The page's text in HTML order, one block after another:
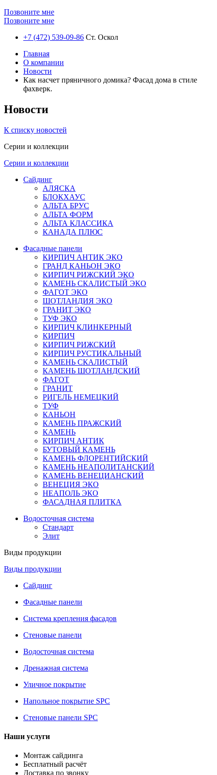
Позвоните мне
Позвоните мне
+7 (472) 539-09-86 Ст. Оскол
Главная
О компании
Новости
Как насчет пряничного домика? Фасад дома в стиле
фахверк.
Новости
К списку новостей
Серии и коллекции
Серии и коллекции
Сайдинг
АЛЯСКА
БЛОКХАУС
АЛЬТА БРУС
АЛЬТА ФОРМ
АЛЬТА КЛАССИКА
КАНАДА ПЛЮС
Фасадные панели
КИРПИЧ АНТИК ЭКО
ГРАНД КАНЬОН ЭКО
КИРПИЧ РИЖСКИЙ ЭКО
КАМЕНЬ СКАЛИСТЫЙ ЭКО
ФАГОТ ЭКО
ШОТЛАНДИЯ ЭКО
ГРАНИТ ЭКО
ТУФ ЭКО
КИРПИЧ КЛИНКЕРНЫЙ
КИРПИЧ
КИРПИЧ РИЖСКИЙ
КИРПИЧ РУСТИКАЛЬНЫЙ
КАМЕНЬ СКАЛИСТЫЙ
КАМЕНЬ ШОТЛАНДСКИЙ
ФАГОТ
ГРАНИТ
РИГЕЛЬ НЕМЕЦКИЙ
ТУФ
КАНЬОН
КАМЕНЬ ПРАЖСКИЙ
КАМЕНЬ
КИРПИЧ АНТИК
БУТОВЫЙ КАМЕНЬ
КАМЕНЬ ФЛОРЕНТИЙСКИЙ
КАМЕНЬ НЕАПОЛИТАНСКИЙ
КАМЕНЬ ВЕНЕЦИАНСКИЙ
ВЕНЕЦИЯ ЭКО
НЕАПОЛЬ ЭКО
ФАСАДНАЯ ПЛИТКА
Водосточная система
Стандарт
Элит
Виды продукции
Виды продукции
Сайдинг
Фасадные панели
Система крепления фасадов
Стеновые панели
Водосточная система
Дренажная система
Уличное покрытие
Напольное покрытие SPC
Стеновые панели SPC
Наши услуги
Монтаж сайдинга
Бесплатный расчёт
Доставка по звонку